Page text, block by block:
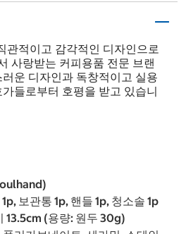
관적이고 감각적인 디자인으로
사랑받는 커피용품 전문 브랜
운 디자인과 독창적이고 실용
들로부터 호평을 받고 있습니
보관통 1p, 핸들 1p, 청소솔 1p
13.5cm (용량: 원두 30g)